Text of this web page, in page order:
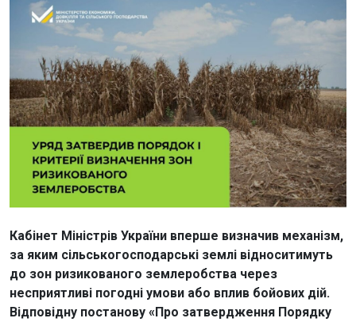
Кабінет Міністрів України вперше визначив механізм,
за яким сільськогосподарські землі відноситимуть
до зон ризикованого землеробства через
несприятливі погодні умови або вплив бойових дій.
Відповідну постанову «Про затвердження Порядку